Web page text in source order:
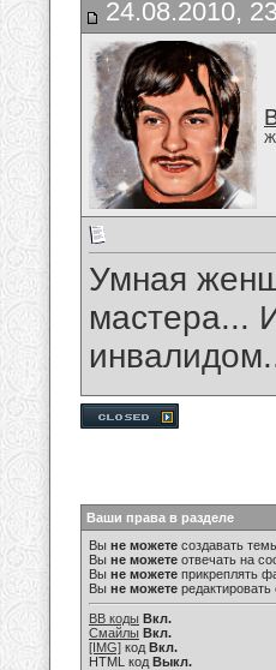
24.08.2010,
Умная
мастера...
Ваши права в разделе
Вы не можете создавать
Вы не можете отвечать на
Вы не можете прикреплять
Вы не можете
BB коды Вкл.
Смайлы Вкл.
[IMG] код Вкл.
HTML код Выкл.